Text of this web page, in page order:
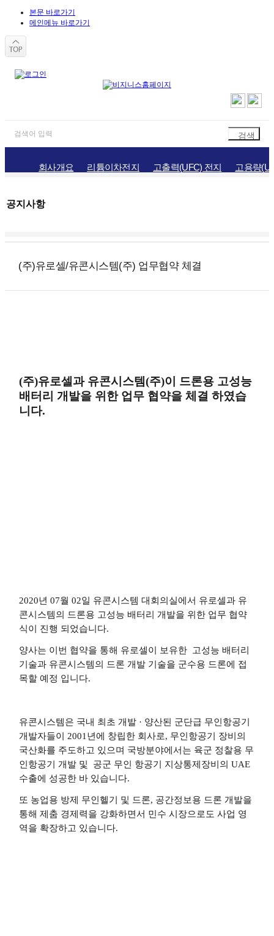
본문 바로가기
메인메뉴 바로가기
회사개요 리튬이차전지 고출력(UFC) 전지 고용량
공지사항
(주)유로셀/유콘시스템(주) 업무협약 체결
(주)유로셀과 유콘시스템(주)이 드론용 고성능
배터리 개발을 위한 업무 협약을 체결 하였습
니다.
2020년 07월 02일 유콘시스템 대회의실에서 유로셀과 유
콘시스템의 드론용 고성능 배터리 개발을 위한 업무 협약
식이 진행 되었습니다.
양사는 이번 협약을 통해 유로셀이 보유한 고성능 배터리
기술과 유콘시스템의 드론 개발 기술을 군수용 드론에 접
목할 예정 입니다.
유콘시스템은 국내 최초 개발 · 양산된 군단급 무인항공기
개발자들이 2001년에 창립한 회사로, 무인항공기 장비의
국산화를 주도하고 있으며 국방분야에서는 육군 정찰용 무
인항공기 개발 및 공군 무인 항공기 지상통제장비의 UAE
수출에 성공한 바 있습니다.
또 농업용 방제 무인헬기 및 드론, 공간정보용 드론 개발을
통해 제춤 경제력을 강화하면서 민수 시장으로도 사업 영
역을 확장하고 있습니다.